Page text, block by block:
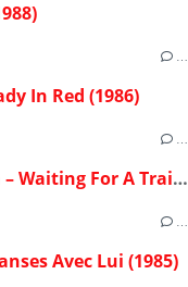
In Red (1986)
Flash And The Pan – Waiting For A Train (1982)
Avec Lui (1985)